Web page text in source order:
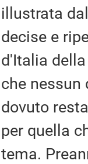
illustrata
decise e
d'Italia
che nessun
dovuto
per quella
tema.